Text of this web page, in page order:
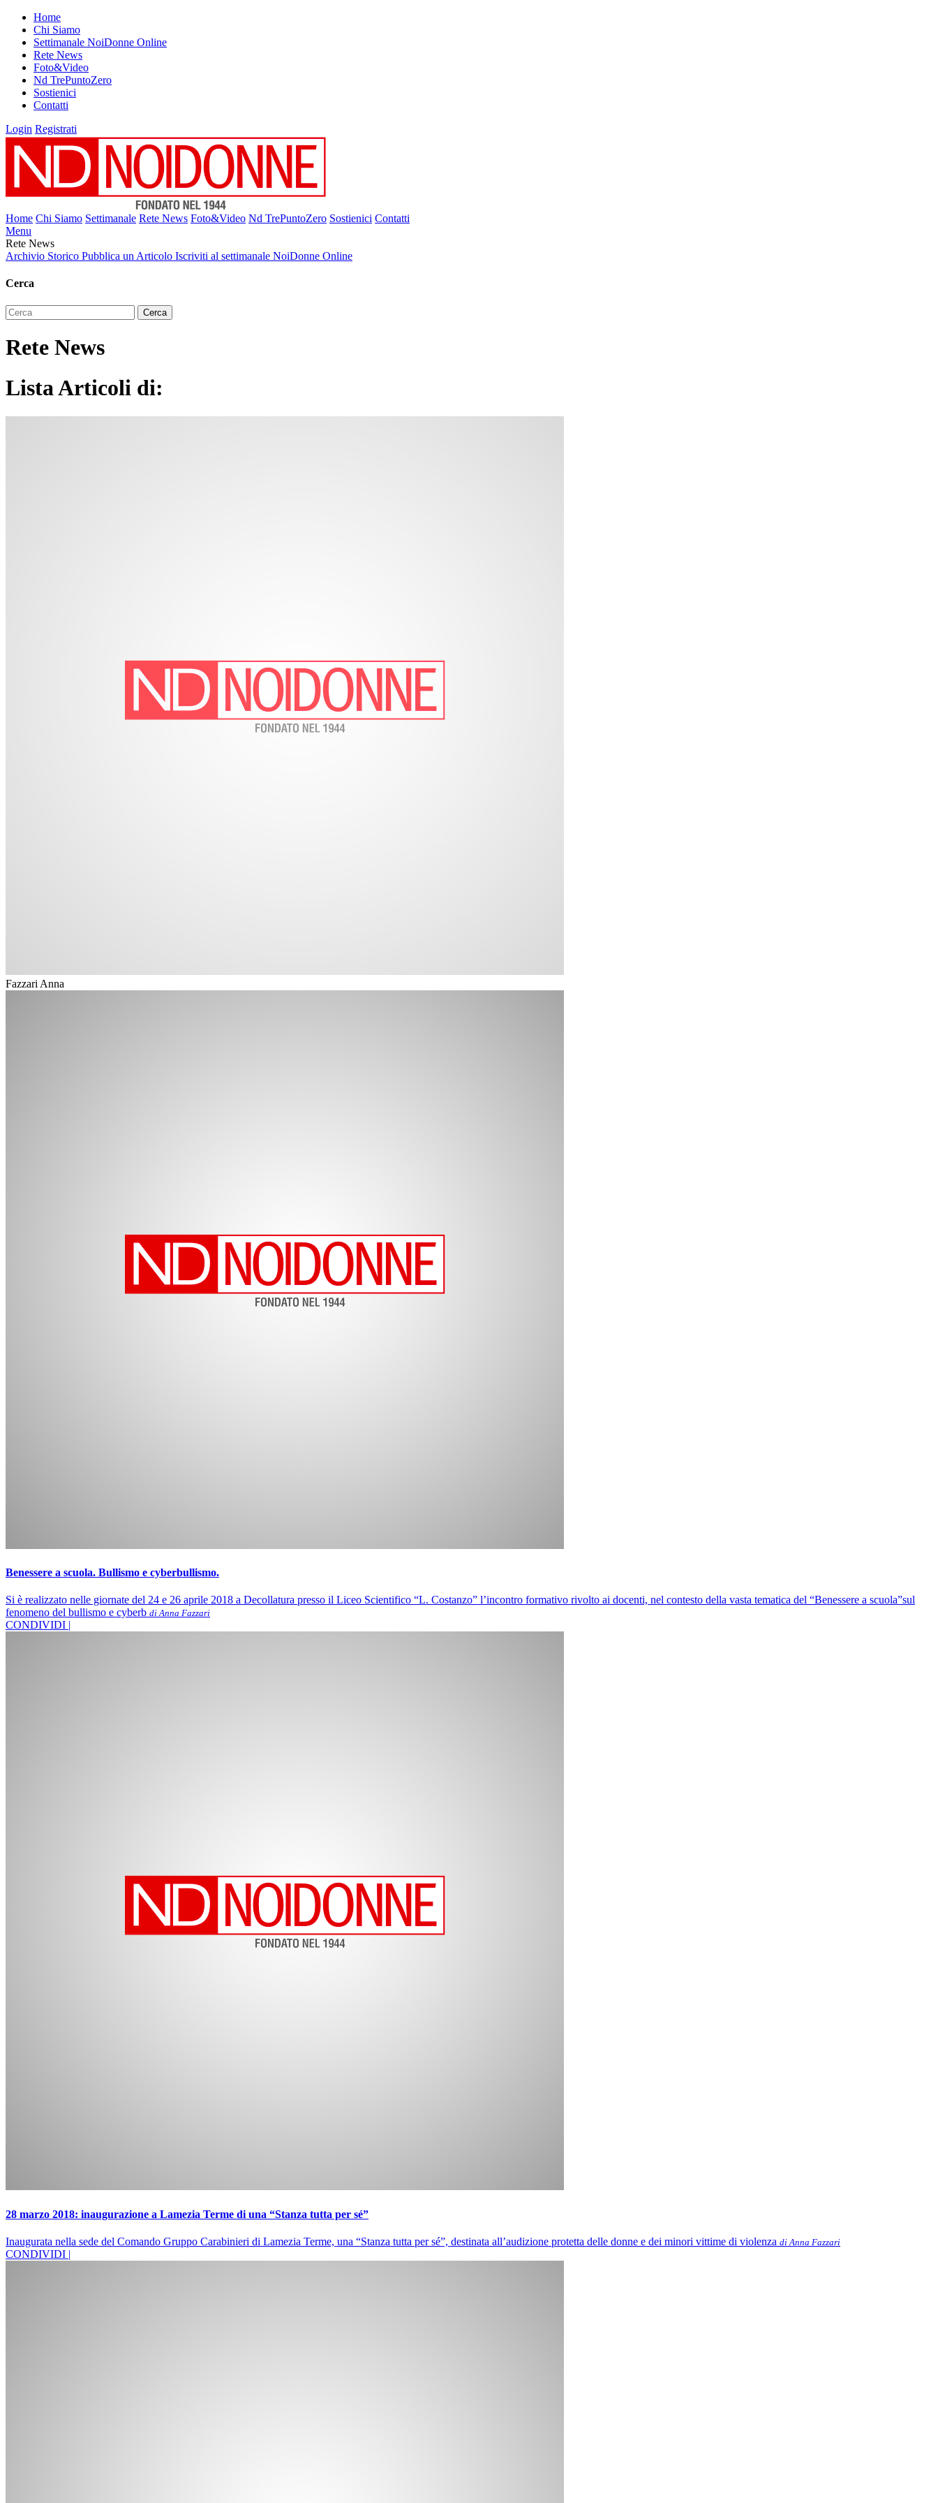
Home
Chi Siamo
Settimanale NoiDonne Online
Rete News
Foto&Video
Nd TrePuntoZero
Sostienici
Contatti
Login Registrati
Home Chi Siamo Settimanale Rete News Foto&Video Nd TrePuntoZero Sostienici Contatti
Menu
Rete News
Archivio Storico Pubblica un Articolo Iscriviti al settimanale NoiDonne Online
Cerca
Rete News
Lista Articoli di:
Fazzari Anna
Benessere a scuola. Bullismo e cyberbullismo.
Si è realizzato nelle giornate del 24 e 26 aprile 2018 a Decollatura presso il Liceo Scientifico “L. Costanzo” l’incontro formativo rivolto ai docenti, nel contesto della vasta tematica del “Benessere a scuola”sul
fenomeno del bullismo e cyberb di Anna Fazzari
CONDIVIDI |
28 marzo 2018: inaugurazione a Lamezia Terme di una “Stanza tutta per sé”
Inaugurata nella sede del Comando Gruppo Carabinieri di Lamezia Terme, una “Stanza tutta per sé”, destinata all’audizione protetta delle donne e dei minori vittime di violenza di Anna Fazzari
CONDIVIDI |